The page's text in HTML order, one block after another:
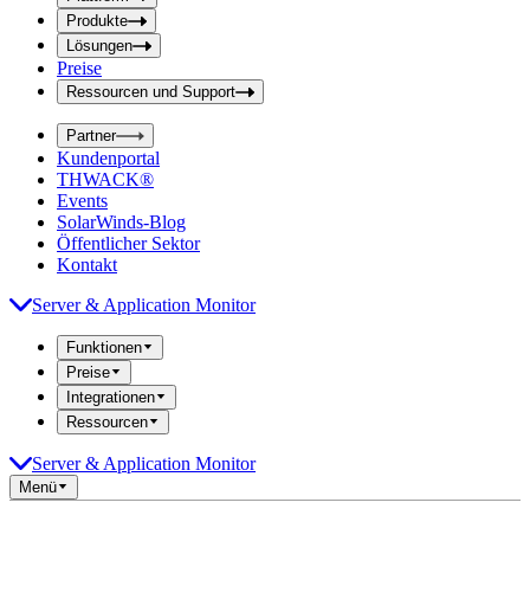
f
e
l
d
e
i
n
g
a
b
e
Produkte
Lösungen
Preise
Ressourcen und Support
Partner
Kundenportal
THWACK®
Events
SolarWinds-Blog
Öffentlicher Sektor
Kontakt
Server & Application Monitor
Funktionen
Preise
Integrationen
Ressourcen
Server & Application Monitor
Menü